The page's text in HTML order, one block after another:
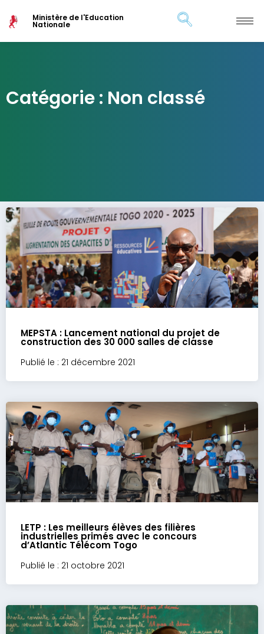
Ministère de l'Education
Nationale
Catégorie : Non classé
MEPSTA : Lancement national du projet de
construction des 30 000 salles de classe
Publié le : 21 décembre 2021
LETP : Les meilleurs élèves des filières
industrielles primés avec le concours
d’Atlantic Télécom Togo
Publié le : 21 octobre 2021